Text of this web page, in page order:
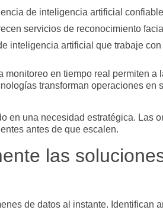
de inteligencia artificial
servicios de reconocimiento
inteligencia artificial que trabaje
monitoreo en tiempo real permiten
transforman operaciones
en una necesidad estratégica.
antes de que escalen.
las
de datos al instante.